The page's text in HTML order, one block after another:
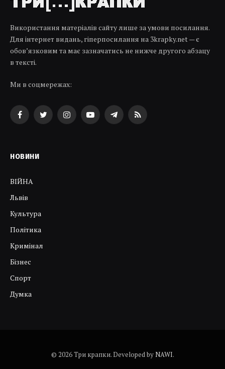
Використання матеріалів сайту лише за умови посилання.
Для інтернет видань, гіперпосилання на 3krapky.net — є
обов’язковим та має зазначатись не нижче другого абзацу
в тексті.
Ми в соцмережах:
FacebookTwitterInstagramYouTubeTelegramRSS
НОВИНИ
ВІЙНА
Львів
Культура
Політика
Кримінал
Бізнес
Спорт
Думка
© 2026 Три крапки. Developed byNAWI.